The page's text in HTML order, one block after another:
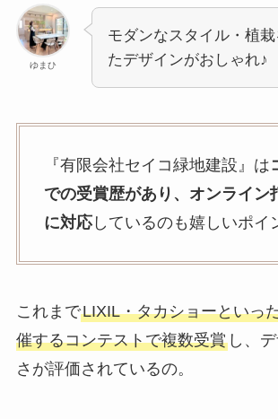
ゆまひ
モダンなスタイル・植
たデザインがおしゃれ♪
『有限会社セイコ緑地建設』は
での受賞歴があり、オンライン
に対応しているのも嬉しいポイ
これまでLIXIL・タカショーといっ
催するコンテストで複数受賞し、
さが評価されているの。